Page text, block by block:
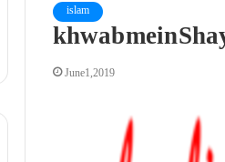
islam
khwab mein
June 1, 2019